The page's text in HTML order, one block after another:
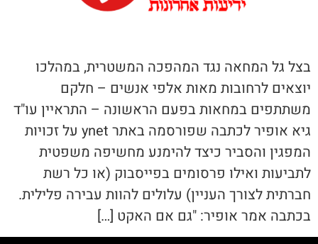
בצל גל המחאה נגד המהפכה המשטרית, במהלכו
יוצאים לרחובות מאות אלפי אנשים – חלקם
משתתפים במחאות בפעם הראשונה – התראיין עו"ד
גיא אופיר לכתבה שפורסמה באתר ynet על זכויות
המפגין והסביר כיצד להימנע מחשיפה משפטית
לתביעות ואילו פרסומים בפייסבוק (או כל רשת
חברתית לצורך העניין) עלולים להוות עבירה פלילית.
בכתבה אמר אופיר: "גם אם האקט […]